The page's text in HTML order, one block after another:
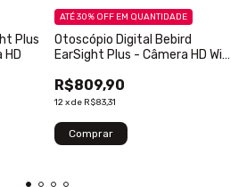
Plus
Otoscópio Digital Bebird
EarSight Plus - Câmera HD Wi-
R$809,90
12xde R$83,31
ATÉ 30% OFF EM QUANTIDADE